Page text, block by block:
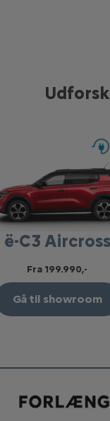
ë-C3 Aircross
Fra 199.990,-
Gå til showroom